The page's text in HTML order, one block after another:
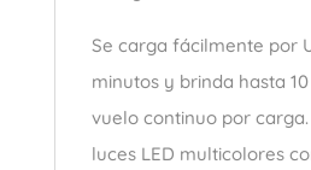
Se carga fácilmente por
minutos y brinda hasta
vuelo continuo por carga.
luces LED multicolores